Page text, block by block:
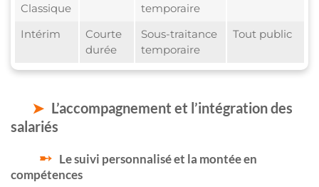
Classique
temporaire
Intérim
Courte
durée
Sous-traitance
temporaire
Tout public
L’accompagnement et l’intégration des
salariés
Le suivi personnalisé et la montée en
compétences